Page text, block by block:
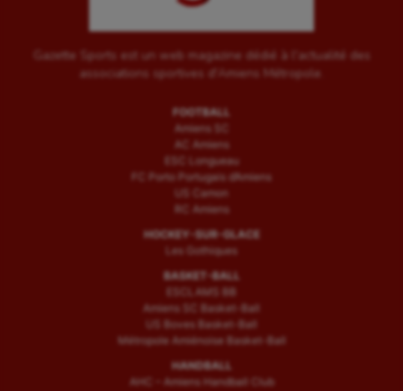
Gazette Sports est un web magazine dédié à l'actualité des
associations sportives d'Amiens Métropole.
FOOTBALL
Amiens SC
AC Amiens
ESC Longueau
FC Porto Portugais d’Amiens
US Camon
RC Amiens
HOCKEY-SUR-GLACE
Les Gothiques
BASKET-BALL
ESCLAMS BB
Amiens SC Basket-Ball
US Boves Basket-Ball
Métropole Amiénoise Basket-Ball
HANDBALL
AHC – Amiens Handball Club